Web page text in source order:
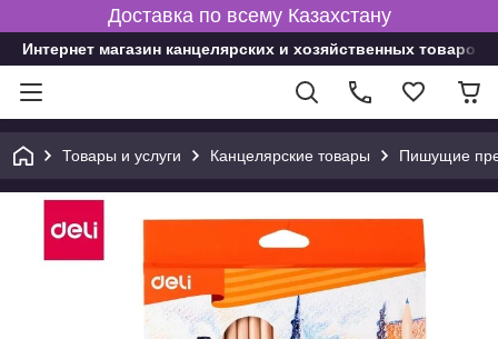
Доставка по всему Казахстану
Интернет магазин канцелярских и хозяйственных товаров
Товары и услуги Канцелярские товары Пишущие